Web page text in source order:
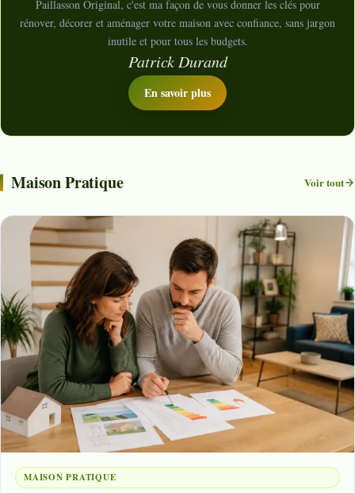
Paillasson Original, c'est ma façon de vous donner les clés pour
rénover, décorer et aménager votre maison avec confiance, sans jargon
inutile et pour tous les budgets.
Patrick Durand
En savoir plus
Maison Pratique Voir tout
MAISON PRATIQUE